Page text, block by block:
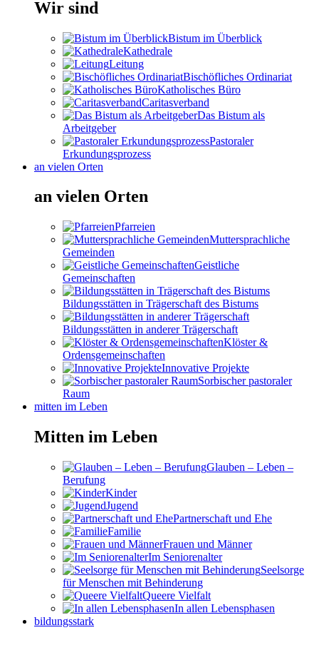
Wir sind
Bistum im Überblick
Kathedrale
Leitung
Bischöfliches Ordinariat
Katholisches Büro
Caritasverband
Das Bistum als
Arbeitgeber
Pastoraler
Erkundungsprozess
an vielen Orten
an vielen Orten
Pfarreien
Muttersprachliche
Gemeinden
Geistliche
Gemeinschaften
Bildungsstätten in Trägerschaft des Bistums
Bildungsstätten in anderer Trägerschaft
Klöster &
Ordensgemeinschaften
Innovative Projekte
Sorbischer pastoraler
Raum
mitten im Leben
Mitten im Leben
Glauben – Leben –
Berufung
Kinder
Jugend
Partnerschaft und Ehe
Familie
Frauen und Männer
Im Seniorenalter
Seelsorge
für Menschen mit Behinderung
Queere Vielfalt
In allen Lebensphasen
bildungsstark